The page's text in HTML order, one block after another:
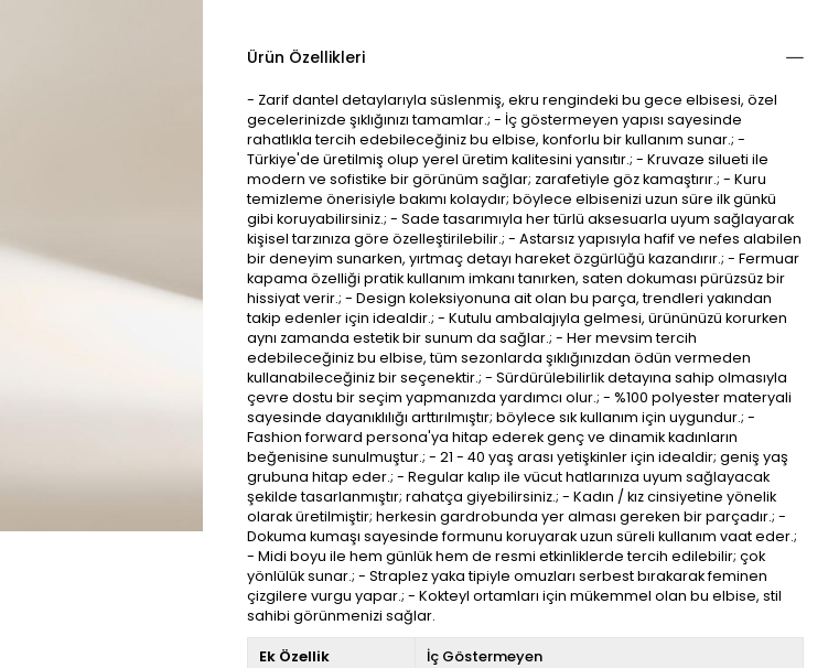
Ürün Özellikleri
- Zarif dantel detaylarıyla süslenmiş, ekru rengindeki bu gece elbisesi, özel
gecelerinizde şıklığınızı tamamlar.; - İç göstermeyen yapısı sayesinde
rahatlıkla tercih edebileceğiniz bu elbise, konforlu bir kullanım sunar.; -
Türkiye'de üretilmiş olup yerel üretim kalitesini yansıtır.; - Kruvaze silueti ile
modern ve sofistike bir görünüm sağlar; zarafetiyle göz kamaştırır.; - Kuru
temizleme önerisiyle bakımı kolaydır; böylece elbisenizi uzun süre ilk günkü
gibi koruyabilirsiniz.; - Sade tasarımıyla her türlü aksesuarla uyum sağlayarak
kişisel tarzınıza göre özelleştirilebilir.; - Astarsız yapısıyla hafif ve nefes alabilen
bir deneyim sunarken, yırtmaç detayı hareket özgürlüğü kazandırır.; - Fermuar
kapama özelliği pratik kullanım imkanı tanırken, saten dokuması pürüzsüz bir
hissiyat verir.; - Design koleksiyonuna ait olan bu parça, trendleri yakından
takip edenler için idealdir.; - Kutulu ambalajıyla gelmesi, ürününüzü korurken
aynı zamanda estetik bir sunum da sağlar.; - Her mevsim tercih
edebileceğiniz bu elbise, tüm sezonlarda şıklığınızdan ödün vermeden
kullanabileceğiniz bir seçenektir.; - Sürdürülebilirlik detayına sahip olmasıyla
çevre dostu bir seçim yapmanızda yardımcı olur.; - %100 polyester materyali
sayesinde dayanıklılığı arttırılmıştır; böylece sık kullanım için uygundur.; -
Fashion forward persona'ya hitap ederek genç ve dinamik kadınların
beğenisine sunulmuştur.; - 21 - 40 yaş arası yetişkinler için idealdir; geniş yaş
grubuna hitap eder.; - Regular kalıp ile vücut hatlarınıza uyum sağlayacak
şekilde tasarlanmıştır; rahatça giyebilirsiniz.; - Kadın / kız cinsiyetine yönelik
olarak üretilmiştir; herkesin gardrobunda yer alması gereken bir parçadır.; -
Dokuma kumaşı sayesinde formunu koruyarak uzun süreli kullanım vaat eder.;
- Midi boyu ile hem günlük hem de resmi etkinliklerde tercih edilebilir; çok
yönlülük sunar.; - Straplez yaka tipiyle omuzları serbest bırakarak feminen
çizgilere vurgu yapar.; - Kokteyl ortamları için mükemmel olan bu elbise, stil
sahibi görünmenizi sağlar.
Ek Özellik
İç Göstermeyen